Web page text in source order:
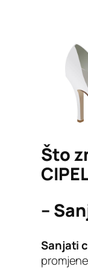
Što
–
Sanjati